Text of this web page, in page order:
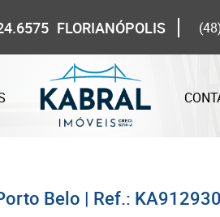
FLORIANÓPOLIS
Belo | Ref.: